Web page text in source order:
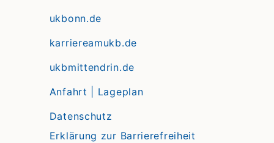
ukbonn.de
karriereamukb.de
ukbmittendrin.de
Anfahrt | Lageplan
Datenschutz
Erklärung zur Barrierefreiheit